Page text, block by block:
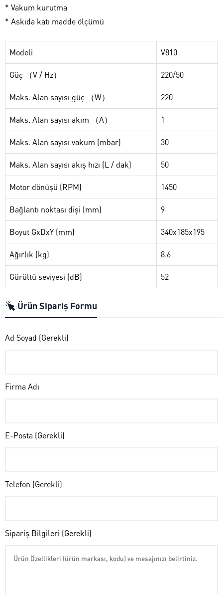
* Vakum kurutma
* Askıda katı madde ölçümü
Modeli V810
Güç （V / Hz） 220/50
Maks. Alan sayısı güç （W） 220
Maks. Alan sayısı akım （A） 1
Maks. Alan sayısı vakum (mbar) 30
Maks. Alan sayısı akış hızı (L / dak) 50
Motor dönüşü (RPM) 1450
Bağlantı noktası dişi (mm) 9
Boyut GxDxY (mm) 340x185x195
Ağırlık (kg) 8.6
Gürültü seviyesi (dB) 52
Ürün Sipariş Formu
Ad Soyad (Gerekli)
Firma Adı
E-Posta (Gerekli)
Telefon (Gerekli)
Sipariş Bilgileri (Gerekli)